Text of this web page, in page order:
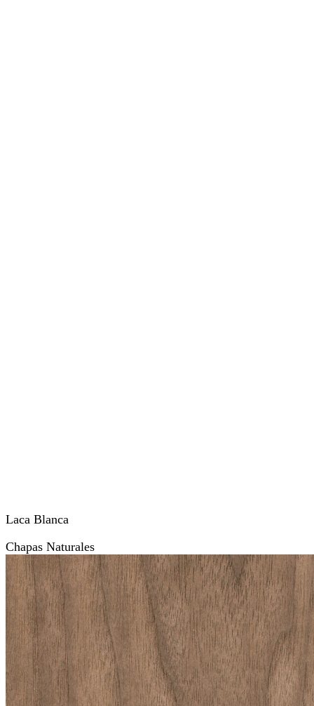
Laca Blanca
Chapas Naturales